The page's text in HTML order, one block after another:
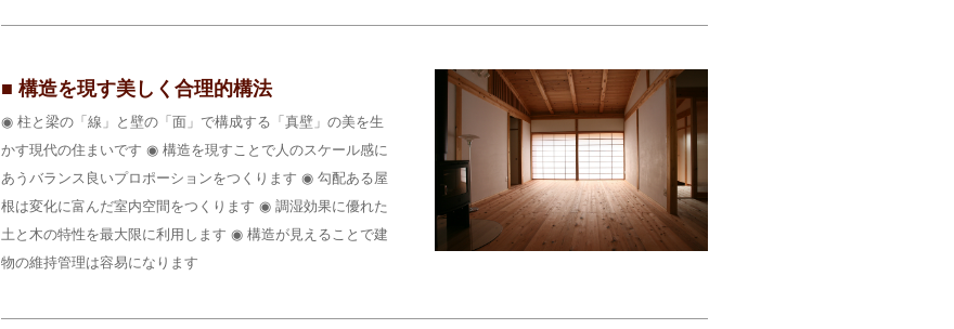
■ 構造を現す美しく合理的構法
◉ 柱と梁の「線」と壁の「面」で構成する「真壁」の美を生
かす現代の住まいです ◉ 構造を現すことで人のスケール感に
あうバランス良いプロポーションをつくります ◉ 勾配ある屋
根は変化に富んだ室内空間をつくります ◉ 調湿効果に優れた
土と木の特性を最大限に利用します ◉ 構造が見えることで建
物の維持管理は容易になります